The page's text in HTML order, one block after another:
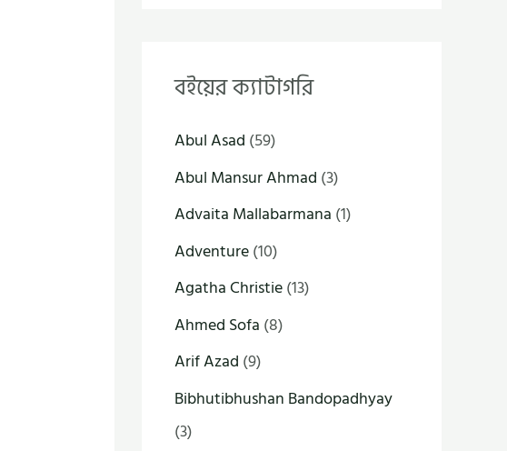
বইয়ের ক্যাটাগরি
Abul Asad (59)
Abul Mansur Ahmad (3)
Advaita Mallabarmana (1)
Adventure(10)
Agatha Christie(13)
Ahmed Sofa (8)
Arif Azad (9)
Bibhutibhushan Bandopadhyay
(3)